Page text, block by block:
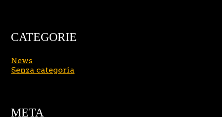
CATEGORIE
News
Senza categoria
META